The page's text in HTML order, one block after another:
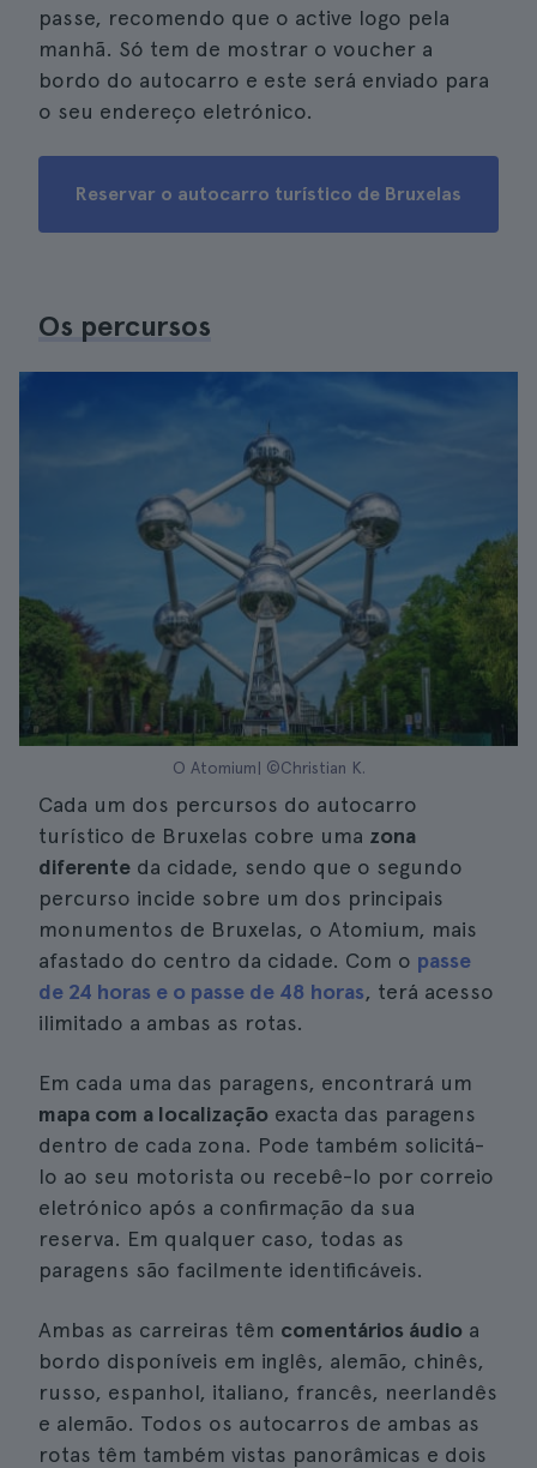
passe, recomendo que o active logo pela
manhã. Só tem de mostrar o voucher a
bordo do autocarro e este será enviado para
o seu endereço eletrónico.
Reservar o autocarro turístico de Bruxelas
Os percursos
O Atomium| ©Christian K.
Cada um dos percursos do autocarro
turístico de Bruxelas cobre uma zona
diferente da cidade, sendo que o segundo
percurso incide sobre um dos principais
monumentos de Bruxelas, o Atomium, mais
afastado do centro da cidade. Com o passe
de 24 horas e o passe de 48 horas, terá acesso
ilimitado a ambas as rotas.
Em cada uma das paragens, encontrará um
mapa com a localização exacta das paragens
dentro de cada zona. Pode também solicitá-
lo ao seu motorista ou recebê-lo por correio
eletrónico após a confirmação da sua
reserva. Em qualquer caso, todas as
paragens são facilmente identificáveis.
Ambas as carreiras têm comentários áudio a
bordo disponíveis em inglês, alemão, chinês,
russo, espanhol, italiano, francês, neerlandês
e alemão. Todos os autocarros de ambas as
rotas têm também vistas panorâmicas e dois